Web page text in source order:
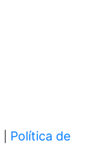
Política de